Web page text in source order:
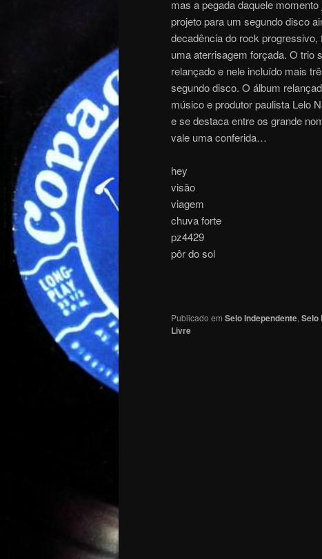
mas a pegada daquele
projeto para um segundo disco
decadência do rock
uma aterrisagem forçada. O trio
relançado e nele incluído mais
segundo disco. O álbum
músico e produtor paulista Lelo
e se destaca entre os grande
vale uma conferida…
hey
visão
viagem
chuva forte
pz4429
pôr do sol
Publicado em Selo Independente, Selo
Livre